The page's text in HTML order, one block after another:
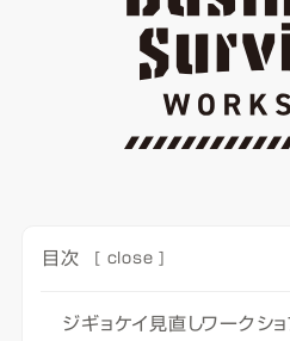
目次 [ close ]
ジギョケイ見直しワークシ